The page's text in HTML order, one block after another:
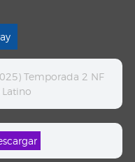
Temporada 2 NF